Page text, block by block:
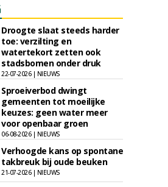
Droogte slaat steeds harder
toe: verzilting en
watertekort zetten ook
stadsbomen onder druk
22-07-2026 | NIEUWS
Sproeiverbod dwingt
gemeenten tot moeilijke
keuzes: geen water meer
voor openbaar groen
06-08-2026 | NIEUWS
Verhoogde kans op spontane
takbreuk bij oude beuken
21-07-2026 | NIEUWS